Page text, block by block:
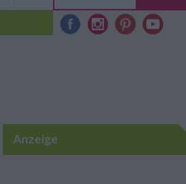
Anzeige